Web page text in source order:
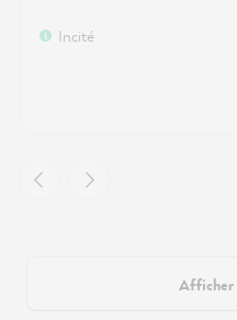
Incité
Afficher